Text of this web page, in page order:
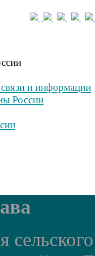
и информации
России